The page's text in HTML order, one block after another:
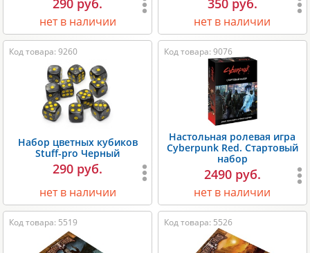
нет в наличии нет в наличии
Код товара: 9260
Набор цветных кубиков
Stuff-pro Черный
290 руб.
нет в наличии
Код товара: 9076
Настольная ролевая игра
Cyberpunk Red. Стартовый
набор
2490 руб.
нет в наличии
Код товара: 5519 Код товара: 5526